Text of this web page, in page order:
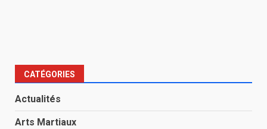
CATÉGORIES
Actualités
Arts Martiaux